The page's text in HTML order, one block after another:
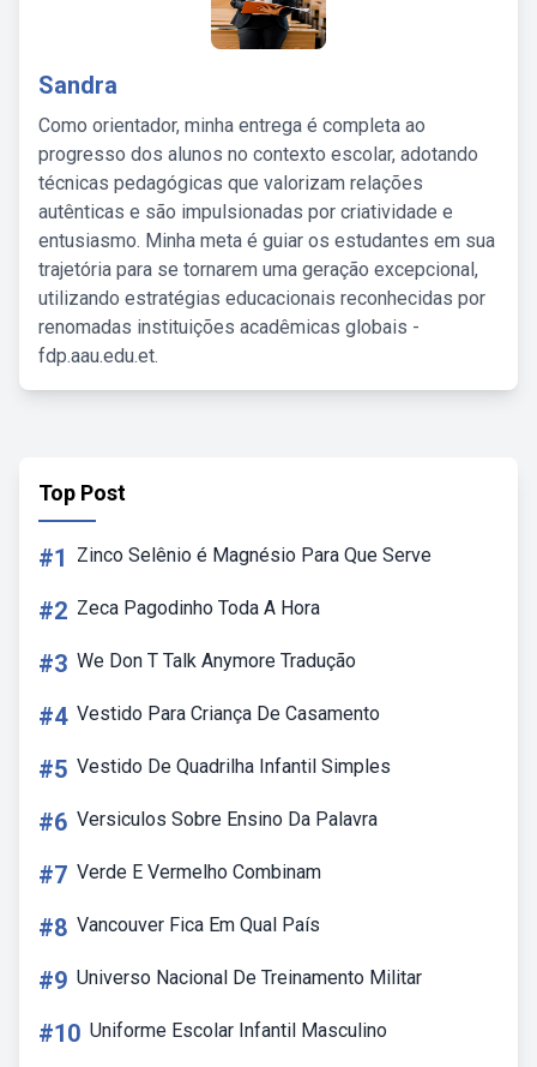
Sandra
Como orientador, minha entrega é completa ao
progresso dos alunos no contexto escolar, adotando
técnicas pedagógicas que valorizam relações
autênticas e são impulsionadas por criatividade e
entusiasmo. Minha meta é guiar os estudantes em sua
trajetória para se tornarem uma geração excepcional,
utilizando estratégias educacionais reconhecidas por
renomadas instituições acadêmicas globais -
fdp.aau.edu.et.
Top Post
#1 Zinco Selênio é Magnésio Para Que Serve
#2 Zeca Pagodinho Toda A Hora
#3 We Don T Talk Anymore Tradução
#4 Vestido Para Criança De Casamento
#5 Vestido De Quadrilha Infantil Simples
#6 Versiculos Sobre Ensino Da Palavra
#7 Verde E Vermelho Combinam
#8 Vancouver Fica Em Qual País
#9 Universo Nacional De Treinamento Militar
#10 Uniforme Escolar Infantil Masculino